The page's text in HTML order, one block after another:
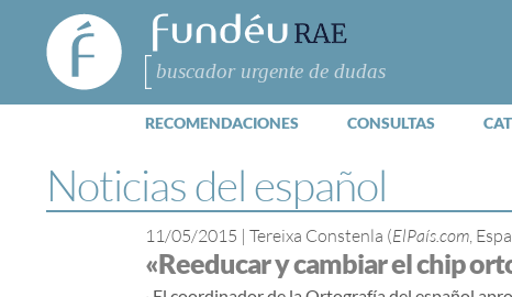
FundéuRAE
- Fundación
del Español
Urgente
Buscar
RECOMENDACIONES CONSULTAS
Noticias del español
11/05/2015 | Tereixa Constenla (ElPaís.com,
«Reeducar y cambiar el chip